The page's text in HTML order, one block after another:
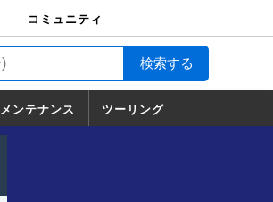
コミュニティ
メンテナンス ツーリング